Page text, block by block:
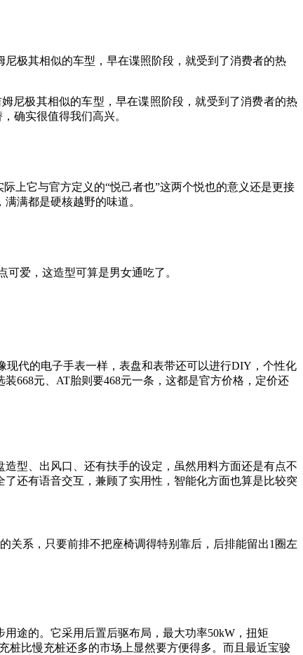
极其相似的车型，早在谍照阶段，就受到了消费者的热
尼极其相似的车型，早在谍照阶段，就受到了消费者的热
确实很值得我们高兴。
上它与官方定义的“悦己者也”这两个悦也的意义还是更接
满都是硬核越野的味道。
爱，这造型可算是男女通吃了。
现代的电子手表一样，表盘和表带还可以进行DIY，个性化
668元、AT胎则要468元一条，这都是官方价格，定价还
型、出风口、还有扶手的设定，虽然用料方面还是有点不
还有语音交互，兼顾了实用性，智能化方面也算是比较突
关系，只要前排不把座椅调得特别靠后，后排能留出1圈左
途的。它采用后置后驱布局，最大功率50kW，扭矩
桩比慢充桩还多的市场上显然要方便得多。而且最近宝骏